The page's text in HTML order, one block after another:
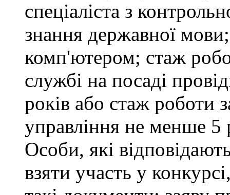
спеціаліста з
знання державної
комп'ютером; стаж
службі на посаді
років або стаж роботи
управління не менше 5
Особи, які
взяти участь у